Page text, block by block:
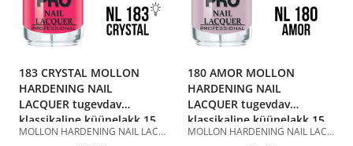
183 CRYSTAL MOLLON
HARDENING NAIL
LACQUER tugevdav
klassikaline küünelakk 15
ml
MOLLON HARDENING NAIL LACQUER 183 CRYSTAL 15 ml on tugevdav klassikaline küünelakk erksas roosas toonis. Toon 183 Crystal on rikkalik roosa-vaarikane värv läikiva viimistlusega. See näeb välja värske, naiselik ja väljendusrikas, rõhutab kaunilt küünte kuju ning sobib erksaks igapäevaseks maniküüriks, suviseks välimuseks, pidulikuks küünedisainiks ja aktsentküünteks. Hardening Nail Lacquer koostis sisaldab tugevdavat komponenti ja sobib klassikaliseks maniküüriks. Lakk kantakse peale ühtlaselt, kuivab õhu käes ja ei vaja UV/LED-lampi. Parema püsivuse saavutamiseks on soovitatav kasutada seda koos klassikalise küünelaki aluslaki ja pealislakiga. Eelised: tugevdav klassikaline küünelakk; erk roosa-vaarikane toon; läikiv viimistlus; aitab tugevdada naturaalseid küüsi; kantakse peale ühtlaselt; kuivab õhu käes; ei vaja UV/LED-lampi; sobib koduseks ja professionaalseks maniküüriks. Kasutamine: Kandke aluslakk puhtale ja kuivale küüneplaadile. Seejärel kandke peale 1–2 kihti MOLLON HARDENING NAIL LACQUER 183 CRYSTAL, lastes igal kihil õhu käes kuivada. Parema püsivuse saavutamiseks viimistlege maniküür klassikalise küünelaki pealislakiga. Maht: 15 ml. Tootepildid on illustratiivsed. Küsimuste korral ootame alati Sinu meili nanatallinn@gmail.com
180 AMOR MOLLON
HARDENING NAIL
LACQUER tugevdav
klassikaline küünelakk 15
ml
MOLLON HARDENING NAIL LACQUER 180 AMOR 15 ml on tugevdav klassikaline küünelakk romantilises naiselikus toonis. Toon 180 Amor on pehme roosa-punane värv läikiva viimistlusega. See näeb välja elegantne, korrektne ja väljendusrikas, rõhutab kaunilt küünte kuju ning sobib igapäevaseks maniküüriks, romantiliseks välimuseks, klassikaliseks küünedisainiks ja aktsentküünteks. Hardening Nail Lacquer koostis sisaldab tugevdavat komponenti ja sobib klassikaliseks maniküüriks. Lakk kantakse peale ühtlaselt, kuivab õhu käes ja ei vaja UV/LED-lampi. Parema püsivuse saavutamiseks on soovitatav kasutada seda koos klassikalise küünelaki aluslaki ja pealislakiga. Eelised: tugevdav klassikaline küünelakk; romantiline roosa-punane toon; läikiv viimistlus; aitab tugevdada naturaalseid küüsi; kantakse peale ühtlaselt; kuivab õhu käes; ei vaja UV/LED-lampi; sobib koduseks ja professionaalseks maniküüriks. Kasutamine: Kandke aluslakk puhtale ja kuivale küüneplaadile. Seejärel kandke peale 1–2 kihti MOLLON HARDENING NAIL LACQUER 180 AMOR, lastes igal kihil õhu käes kuivada. Parema püsivuse saavutamiseks viimistlege maniküür klassikalise küünelaki pealislakiga. Maht: 15 ml. Tootepildid on illustratiivsed. Küsimuste korral ootame alati Sinu meili nanatallinn@gmail.com